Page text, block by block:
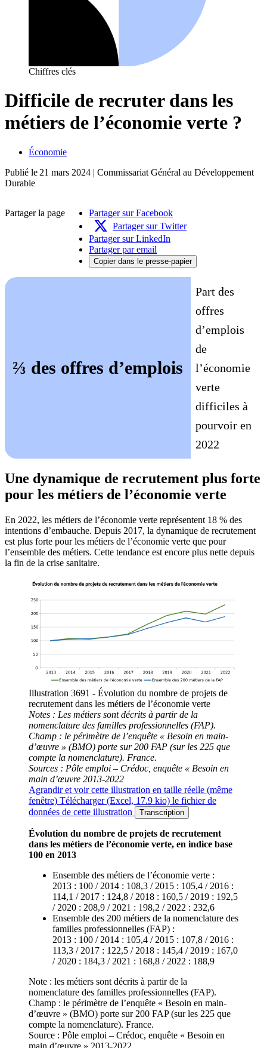
Chiffres clés
Difficile de recruter dans les
métiers de l’économie verte ?
Économie
Publié le 21 mars 2024 | Commissariat Général au Développement
Durable
Partager la page
Partager sur Facebook
Partager sur Twitter
Partager sur LinkedIn
Partager par email
Copier dans le presse-papier
⅔ des offres d’emplois
Part des
offres
d’emplois
de
l’économie
verte
difficiles à
pourvoir en
2022
Une dynamique de recrutement plus forte
pour les métiers de l’économie verte
En 2022, les métiers de l’économie verte représentent 18 % des
intentions d’embauche. Depuis 2017, la dynamique de recrutement
est plus forte pour les métiers de l’économie verte que pour
l’ensemble des métiers. Cette tendance est encore plus nette depuis
la fin de la crise sanitaire.
Illustration 3691 - Évolution du nombre de projets de
recrutement dans les métiers de l’économie verte
Notes : Les métiers sont décrits à partir de la
nomenclature des familles professionnelles (FAP).
Champ : le périmètre de l’enquête « Besoin en main-
d’œuvre » (BMO) porte sur 200 FAP (sur les 225 que
compte la nomenclature). France.
Sources : Pôle emploi – Crédoc, enquête « Besoin en
main d’œuvre 2013-2022
Agrandiret voir cette illustration en taille réelle (même
fenêtre) Télécharger(Excel, 17.9 kio) le fichier de
données de cette illustration
Transcription
Évolution du nombre de projets de recrutement
dans les métiers de l’économie verte, en indice base
100 en 2013
Ensemble des métiers de l’économie verte :
2013 : 100 / 2014 : 108,3 / 2015 : 105,4 / 2016 :
114,1 / 2017 : 124,8 / 2018 : 160,5 / 2019 : 192,5
/ 2020 : 208,9 / 2021 : 198,2 / 2022 : 232,6
Ensemble des 200 métiers de la nomenclature des
familles professionnelles (FAP) :
2013 : 100 / 2014 : 105,4 / 2015 : 107,8 / 2016 :
113,3 / 2017 : 122,5 / 2018 : 145,4 / 2019 : 167,0
/ 2020 : 184,3 / 2021 : 168,8 / 2022 : 188,9
Note : les métiers sont décrits à partir de la
nomenclature des familles professionnelles (FAP).
Champ : le périmètre de l’enquête « Besoin en main-
d’œuvre » (BMO) porte sur 200 FAP (sur les 225 que
compte la nomenclature). France.
Source : Pôle emploi – Crédoc, enquête « Besoin en
main d’œuvre » 2013-2022